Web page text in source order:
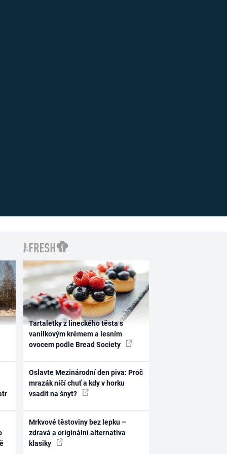
Tartaletky z lineckého těsta s
vanilkovým krémem a lesním
ovocem podle Bread Society
Oslavte Mezinárodní den piva: Proč
mrazák ničí chuť a kdy v horku
vsadit na šnyt?
Mrkvové těstoviny bez lepku –
zdravá a originální alternativa
klasiky